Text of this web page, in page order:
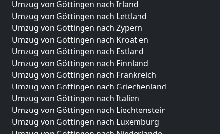
Umzug von Göttingen nach Irland
Umzug von Göttingen nach Lettland
Umzug von Göttingen nach Zypern
Umzug von Göttingen nach Kroatien
Umzug von Göttingen nach Estland
Umzug von Göttingen nach Finnland
Umzug von Göttingen nach Frankreich
Umzug von Göttingen nach Griechenland
Umzug von Göttingen nach Italien
Umzug von Göttingen nach Liechtenstein
Umzug von Göttingen nach Luxemburg